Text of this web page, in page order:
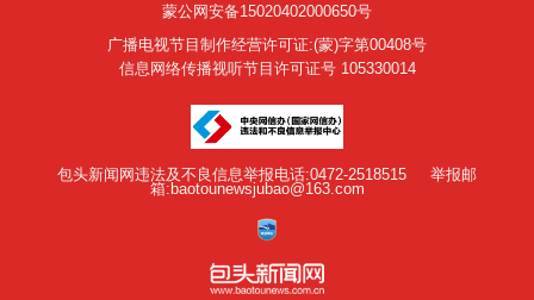
蒙公网安备15020402000650号
广播电视节目制作经营许可证:(蒙)字第00408号
信息网络传播视听节目许可证号 105330014
包头新闻网违法及不良信息举报电话:0472-2518515
举报邮
箱:baotounewsjubao@163.com